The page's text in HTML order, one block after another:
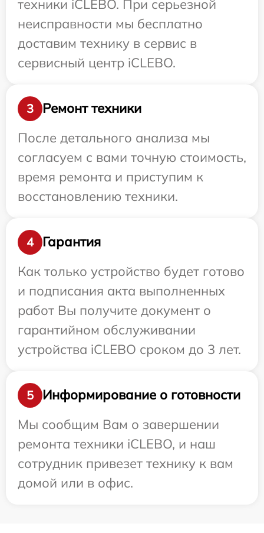
техники iCLEBO. При серьезной
неисправности мы бесплатно
доставим технику в сервис в
сервисный центр iCLEBO.
3
Ремонт техники
После детального анализа мы
согласуем с вами точную стоимость,
время ремонта и приступим к
восстановлению техники.
4
Гарантия
Как только устройство будет готово
и подписания акта выполненных
работ Вы получите документ о
гарантийном обслуживании
устройства iCLEBO сроком до 3 лет.
5
Информирование о готовности
Мы сообщим Вам о завершении
ремонта техники iCLEBO, и наш
сотрудник привезет технику к вам
домой или в офис.